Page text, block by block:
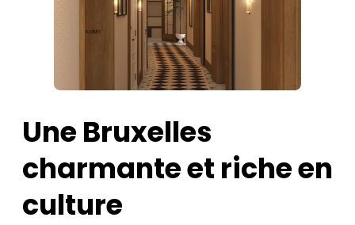
Une Bruxelles
charmante et riche en
culture